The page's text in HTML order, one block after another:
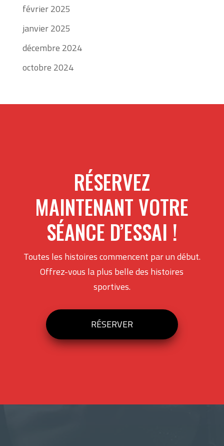
février 2025
janvier 2025
décembre 2024
octobre 2024
RÉSERVEZ
MAINTENANT VOTRE
SÉANCE D’ESSAI !
Toutes les histoires commencent par un début.
Offrez-vous la plus belle des histoires
sportives.
RÉSERVER